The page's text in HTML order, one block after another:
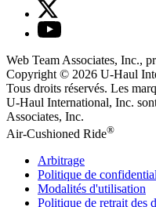
Web Team Associates, Inc.,
Copyright © 2026 U-Haul
Tous droits réservés. Les
U-Haul International, Inc.
Associates, Inc.
Air-Cushioned Ride®
Arbitrage
Politique de
Modalités d'utilisation
Politique de retrait des